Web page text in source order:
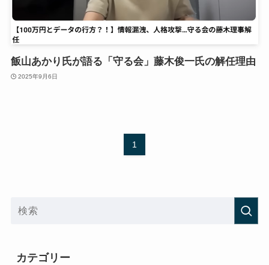
飯山あかり氏が語る「守る会」藤木俊一氏の解任理由
2025年9月6日
1
カテゴリー